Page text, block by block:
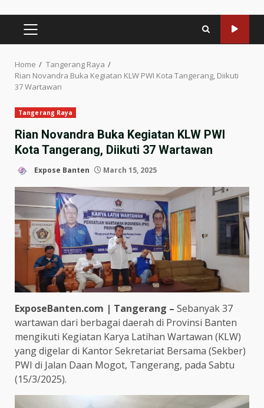
PRIMARY
MENU
Home
Tangerang Raya
Rian Novandra Buka Kegiatan KLW PWI Kota Tangerang, Diikuti
37 Wartawan
Tangerang Raya
Rian Novandra Buka Kegiatan KLW PWI
Kota Tangerang, Diikuti 37 Wartawan
Expose Banten March 15, 2025
ExposeBanten.com | Tangerang – Sebanyak 37
wartawan dari berbagai daerah di Provinsi Banten
mengikuti Kegiatan Karya Latihan Wartawan (KLW)
yang digelar di Kantor Sekretariat Bersama (Sekber)
PWI di Jalan Daan Mogot, Tangerang, pada Sabtu
(15/3/2025).